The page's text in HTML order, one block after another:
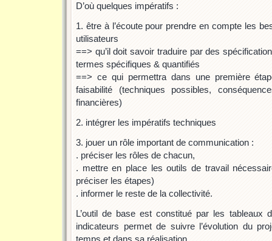
D’où quelques impératifs :
1. être à l’écoute pour prendre en compte les
utilisateurs
==> qu’il doit savoir traduire par des
termes spécifiques & quantifiés
==> ce qui permettra dans une première
faisabilité (techniques possibles,
financières)
2. intégrer les impératifs techniques
3. jouer un rôle important de communication :
. préciser les rôles de chacun,
. mettre en place les outils de travail
préciser les étapes)
. informer le reste de la collectivité.
L’outil de base est constitué par les tableaux
indicateurs permet de suivre l’évolution du